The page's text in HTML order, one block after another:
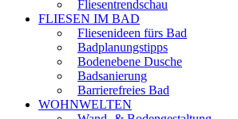
Fliesentrendschau
FLIESEN IM BAD
Fliesenideen fürs Bad
Badplanungstipps
Bodenebene Dusche
Badsanierung
Barrierefreies Bad
WOHNWELTEN